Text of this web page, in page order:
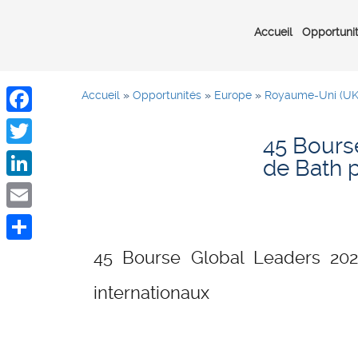
Accueil
Accueil » Opportunités » Europe » Royaume-Uni
45
de Bath
45 Bourse Global Leaders
internationaux
Facebook
Twitter
LinkedIn
Email